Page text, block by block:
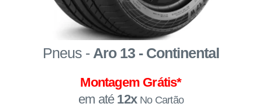
Pneus - Aro 13 - Continental
Montagem Grátis*
em até 12x No Cartão